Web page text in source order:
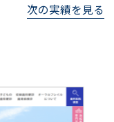
次の実績を見る